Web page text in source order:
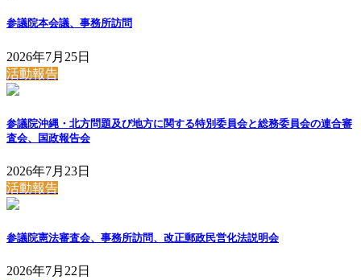
参議院本会議、事務所訪問
2026年7月25日
活動報告
参議院沖縄・北方問題及び地方に関する特別委員会と総務委員会の連合審
査会、国政報告会
2026年7月23日
活動報告
参議院憲法審査会、事務所訪問、改正郵政民営化法説明会
2026年7月22日